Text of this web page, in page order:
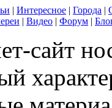
| Интересное | Города |
| Видео | Форум |
сайт